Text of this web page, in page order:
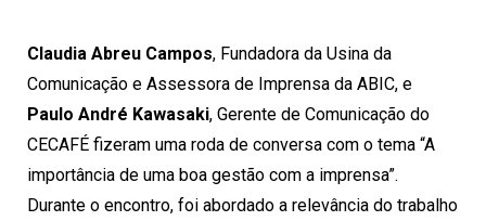
Claudia Abreu Campos, Fundadora da Usina da
Comunicação e Assessora de Imprensa da ABIC, e
Paulo André Kawasaki, Gerente de Comunicação do
CECAFÉ fizeram uma roda de conversa com o tema “A
importância de uma boa gestão com a imprensa”.
Durante o encontro, foi abordado a relevância do trabalho